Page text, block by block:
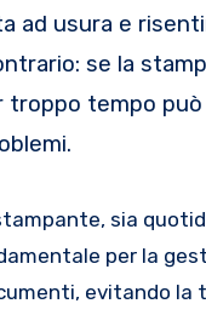
ad usura e
se la
troppo tempo può
sia
per la
evitando la